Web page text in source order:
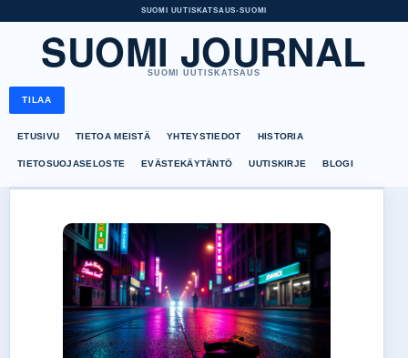
SUOMI UUTISKATSAUS•SUOMI
SUOMI JOURNAL
SUOMI UUTISKATSAUS
TILAA
ETUSIVU TIETOA MEISTÄ YHTEYSTIEDOT HISTORIA
TIETOSUOJASELOSTE EVÄSTEKÄYTÄNTÖ UUTISKIRJE BLOGI